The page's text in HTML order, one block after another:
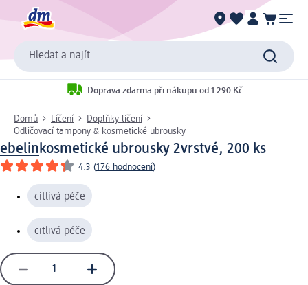
Hledat a najít
Doprava zdarma při nákupu od 1 290 Kč
Domů Líčení
Doplňky líčení
Odličovací tampony & kosmetické ubrousky
ebelinkosmetické ubrousky 2vrstvé, 200 ks
4.3 (176 hodnocení)
citlivá péče
citlivá péče